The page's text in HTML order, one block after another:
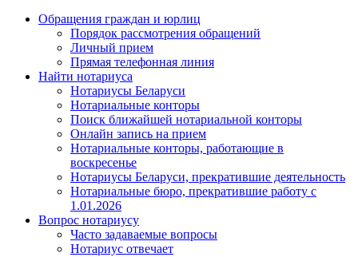
Обращения граждан и юрлиц
Порядок рассмотрения обращений
Личный прием
Прямая телефонная линия
Найти нотариуса
Нотариусы Беларуси
Нотариальные конторы
Поиск ближайшей нотариальной конторы
Онлайн запись на прием
Нотариальные конторы, работающие в
воскресенье
Нотариусы Беларуси, прекратившие деятельность
Нотариальные бюро, прекратившие работу с
1.01.2026
Вопрос нотариусу
Часто задаваемые вопросы
Нотариус отвечает